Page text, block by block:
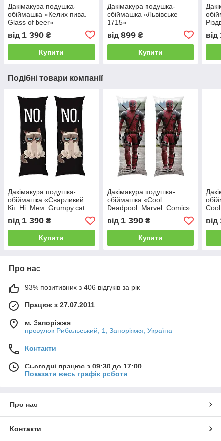
Дакімакура подушка-
обіймашка «Келих пива.
Glass of beer»
від 1 390 ₴
Купити
Дакімакура подушка-
обіймашка «Львівське
1715»
від 899₴
Купити
від
Подібні товари компанії
Дакімакура подушка-
обіймашка «Сварливий
Кіт. Ні. Мем. Grumpy cat.
No. Mem»
від 1 390 ₴
Купити
Дакімакура подушка-
обіймашка «Cool
Deadpool. Marvel. Comic»
від 1 390₴
Купити
від
Про нас
93% позитивних з 406 відгуків за рік
Працює з 27.07.2011
м. Запоріжжя
провулок Рибальський, 1, Запоріжжя, Україна
Контакти
Сьогодні працює з 09:30 до 17:00
Показати весь графік роботи
Про нас
Контакти